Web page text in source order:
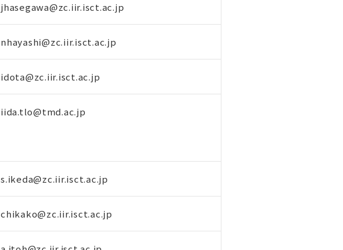
jhasegawa@zc.iir.isct.ac.jp
nhayashi@zc.iir.isct.ac.jp
idota@zc.iir.isct.ac.jp
iida.tlo@tmd.ac.jp
s.ikeda@zc.iir.isct.ac.jp
chikako@zc.iir.isct.ac.jp